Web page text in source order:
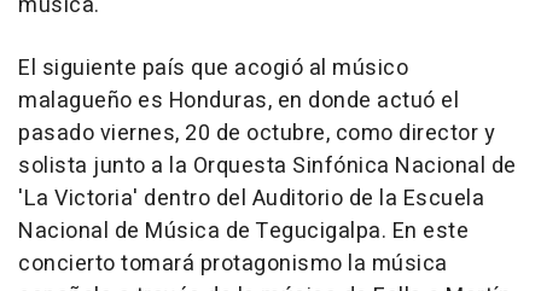
El siguiente país que acogió al músico
malagueño es Honduras, en donde actuó el
pasado viernes, 20 de octubre, como director y
solista junto a la Orquesta Sinfónica Nacional de
'La Victoria' dentro del Auditorio de la Escuela
Nacional de Música de Tegucigalpa. En este
concierto tomará protagonismo la música